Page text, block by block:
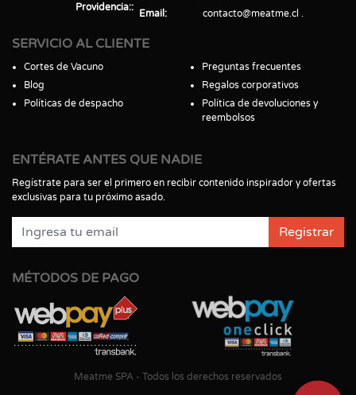
Providencia:
Email
contacto@meatme.cl
SERVICIO AL CLIENTE
Cortes de Vacuno
Blog
Políticas de despacho
Preguntas frecuentes
Regalos corporativos
Política de devoluciones y
reembolsos
ENTÉRATE ANTES QUE NADIE
Regístrate para ser el primero en recibir contenido inspirador y ofertas
exclusivas para tu próximo asado.
Registrar
MÉTODOS DE PAGO
Meatme SPA - Todos los derechos reservados